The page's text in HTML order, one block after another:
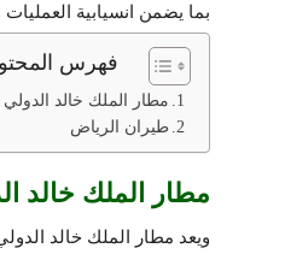
بما يضمن انسيابية
فهرس
مطار الملك خالد الدولي
طيران الرياض
مطار الملك خالد